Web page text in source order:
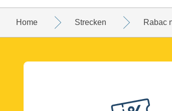
Home Strecken Rabac